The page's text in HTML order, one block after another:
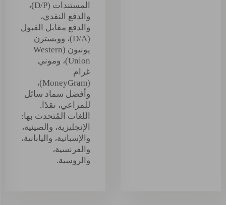
المستندات (D/P)،
والدفع النقدي،
والدفع مقابل القبول
(D/A)، وويسترن
يونيون (Western
Union)، وموني
غرام
(MoneyGram)،
وأفضل سماد سائل
للمراعي، نقدًا.
اللغات المُتحدث بها:
الإنجليزية، والصينية،
والإسبانية، واليابانية،
والفرنسية،
والروسية.